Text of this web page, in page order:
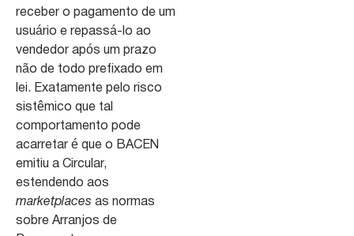
receber o pagamento de um
usuário e repassá-lo ao
vendedor após um prazo
não de todo prefixado em
lei. Exatamente pelo risco
sistêmico que tal
comportamento pode
acarretar é que o BACEN
emitiu a Circular,
estendendo aos
marketplaces as normas
sobre Arranjos de